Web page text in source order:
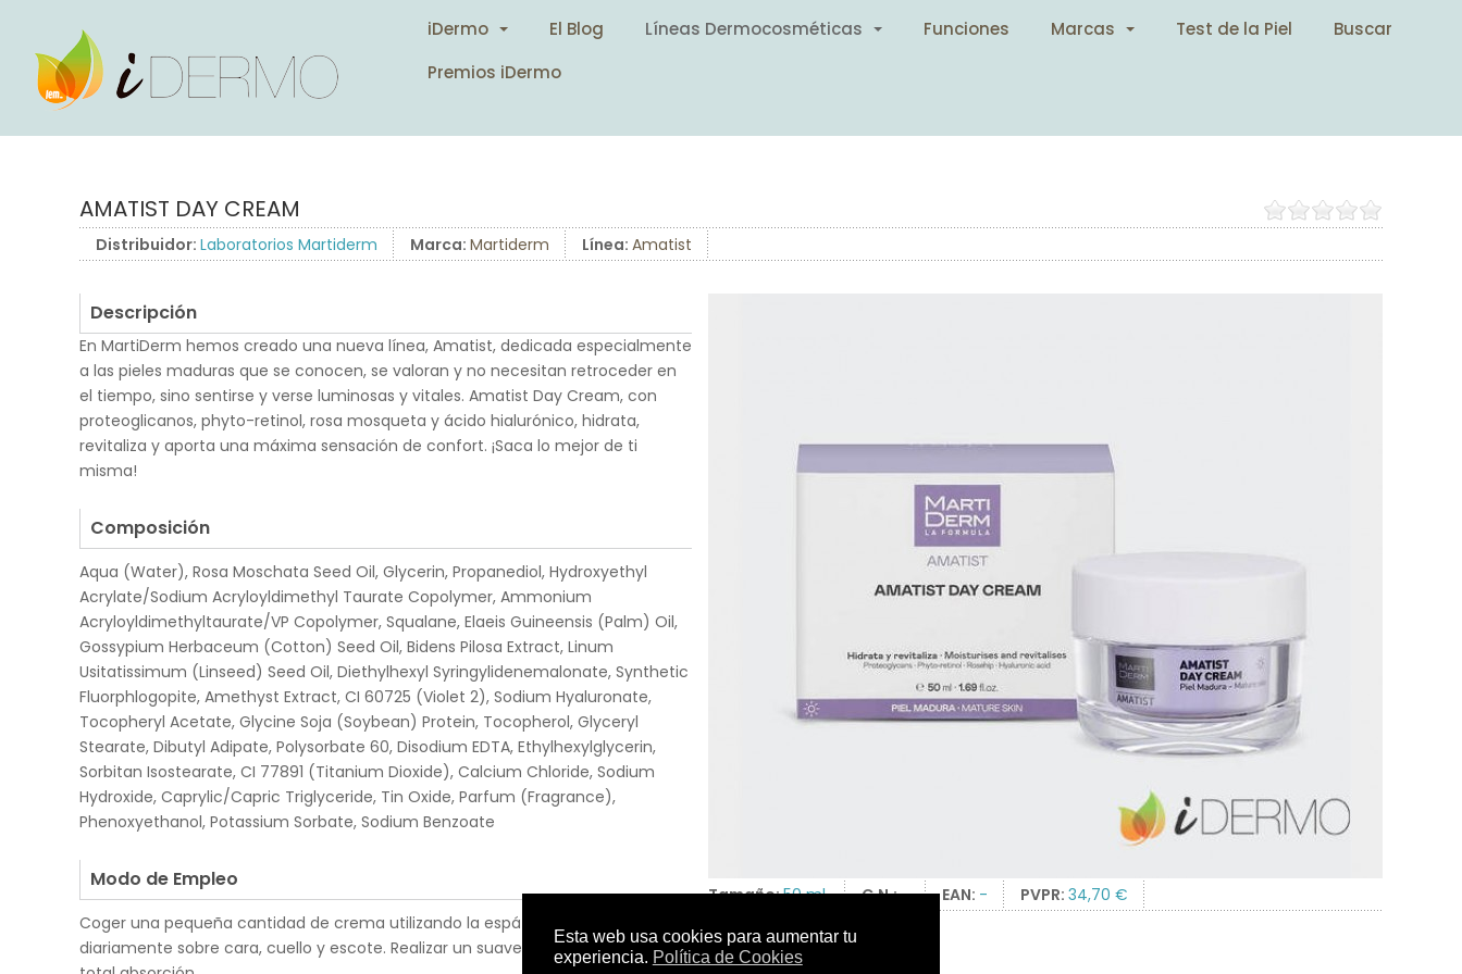
iDermo El Blog Líneas Dermocosméticas Funciones Marcas Test de la Piel
Buscar
Premios iDermo
AMATIST DAY CREAM
Distribuidor: Laboratorios Martiderm Marca: Martiderm Línea: Amatist
Tamaño:50 ml. C.N.:- EAN: - PVPR: 34,70 €
Descripción
En MartiDerm hemos creado una nueva línea, Amatist, dedicada especialmente
a las pieles maduras que se conocen, se valoran y no necesitan retroceder en
el tiempo, sino sentirse y verse luminosas y vitales. Amatist Day Cream, con
proteoglicanos, phyto-retinol, rosa mosqueta y ácido hialurónico, hidrata,
revitaliza y aporta una máxima sensación de confort. ¡Saca lo mejor de ti
misma!
Composición
Aqua (Water), Rosa Moschata Seed Oil, Glycerin, Propanediol, Hydroxyethyl
Acrylate/Sodium Acryloyldimethyl Taurate Copolymer, Ammonium
Acryloyldimethyltaurate/VP Copolymer, Squalane, Elaeis Guineensis (Palm) Oil,
Gossypium Herbaceum (Cotton) Seed Oil, Bidens Pilosa Extract, Linum
Usitatissimum (Linseed) Seed Oil, Diethylhexyl Syringylidenemalonate, Synthetic
Fluorphlogopite, Amethyst Extract, CI 60725 (Violet 2), Sodium Hyaluronate,
Tocopheryl Acetate, Glycine Soja (Soybean) Protein, Tocopherol, Glyceryl
Stearate, Dibutyl Adipate, Polysorbate 60, Disodium EDTA, Ethylhexylglycerin,
Sorbitan Isostearate, CI 77891 (Titanium Dioxide), Calcium Chloride, Sodium
Hydroxide, Caprylic/Capric Triglyceride, Tin Oxide, Parfum (Fragrance),
Phenoxyethanol, Potassium Sorbate, Sodium Benzoate
Modo de Empleo
Coger una pequeña cantidad de crema utilizando la espátula. Aplicar
diariamente sobre cara, cuello y escote. Realizar un suave masaje hasta su